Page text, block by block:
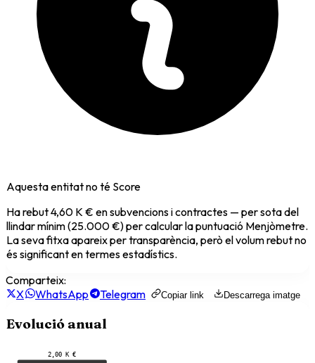
Aquesta entitat no té Score
Ha rebut4,60 K € en subvencions i contractes — per sota del
llindar mínim (25.000 €) per calcular la puntuació Menjòmetre.
La seva fitxa apareix per transparència, però el volum rebut no
és significant en termes estadístics.
Comparteix:
X
WhatsApp Telegram Copiar link Descarrega imatge
Evolució anual
2,00 K €